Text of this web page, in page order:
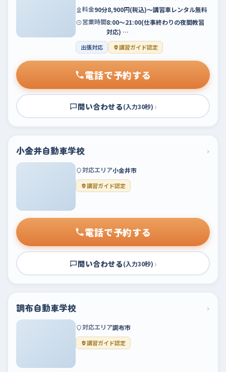
料金90分8,900円(税込)～講習車レンタル無料
営業時間8:00～21:00(仕事終わりの夜間教習
対応) …
出張対応 講習ガイド認定
電話で予約する
問い合わせる(入力30秒) ›
小金井自動車学校 ›
対応エリア小金井市
講習ガイド認定
電話で予約する
問い合わせる(入力30秒) ›
調布自動車学校 ›
対応エリア調布市
講習ガイド認定